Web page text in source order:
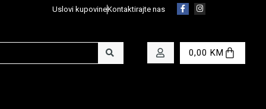
Uslovi kupovineKontaktirajte nas
0,00 KM